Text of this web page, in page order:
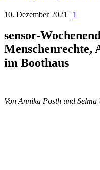
10. Dezember 2021 | 1
sensor-
Menschenrechte,
im Boothaus
Von Annika Posth und